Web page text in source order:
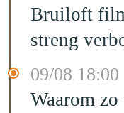
Bruiloft
streng
09/08 18:00
Waarom